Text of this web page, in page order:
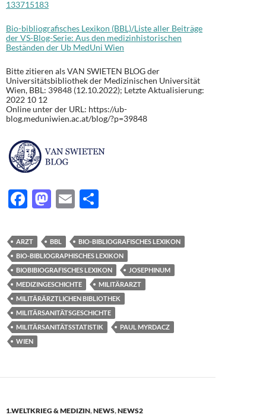
133715183
Bio-bibliografisches Lexikon (BBL)/Liste aller Beiträge
der VS-Blog-Serie: Aus den medizinhistorischen
Beständen der Ub MedUni Wien
Bitte zitieren als VAN SWIETEN BLOG der
Universitätsbibliothek der Medizinischen Universität
Wien, BBL: 39848 (12.10.2022); Letzte Aktualisierung:
2022 10 12
Online unter der URL: https://ub-
blog.meduniwien.ac.at/blog/?p=39848
F
e
b
o
o
k
M
to
d
o
n
E
ail le
n
ARZT BBL
BIO-BIBLIOGRAFISCHES LEXIKON
BIO-BIBLIOGRAPHISCHES LEXIKON
BIOBIBIOGRAFISCHES LEXIKON
JOSEPHINUM
MEDIZINGESCHICHTE
MILITÄRARZT
MILITÄRÄRZTLICHEN BIBLIOTHEK
MILITÄRSANITÄTSGESCHICHTE
MILITÄRSANITÄTSSTATISTIK
PAUL MYRDACZ
WIEN
1.WELTKRIEG & MEDIZIN,NEWS,NEWS2